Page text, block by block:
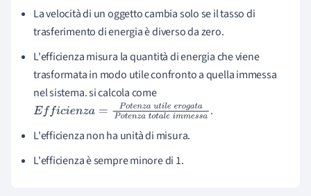
La velocità di un oggetto cambia solo se il tasso di
trasferimento di energia è diverso da zero.
L'efficienza misura la quantità di energia che viene
trasformata in modo utile confronto a quella immessa
nel sistema. si calcola come
Efficienza=Pot en zautileerogataPotenz
a totaleimmessa
.
L'efficienza non ha unità di misura.
L'efficienza è sempre minore di 1.